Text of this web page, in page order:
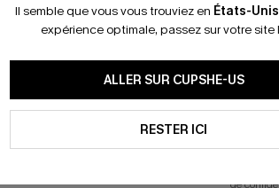
Il semble que vous vous trouviez en États-Unis
expérience optimale, passez sur votre site
ALLER SUR CUPSHE-US
RESTER ICI
En
mails
pouvons
savoir si
produits
de